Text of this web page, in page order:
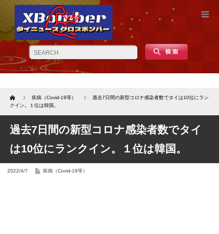
Home 疾病（Covid-19等）
過去7日間の新型コロナ感染者数でタイは10位にラン
クイン。１位は韓国。
過去7日間の新型コロナ感染者数でタイ
は10位にランクイン。１位は韓国。
2022/4/7 疾病（Covid-19等）